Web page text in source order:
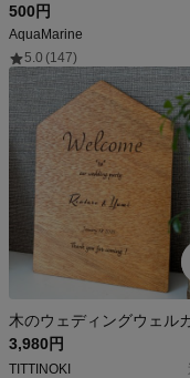
500円
AquaMarine
5.0 (147)
3,980円
TITTINOKI